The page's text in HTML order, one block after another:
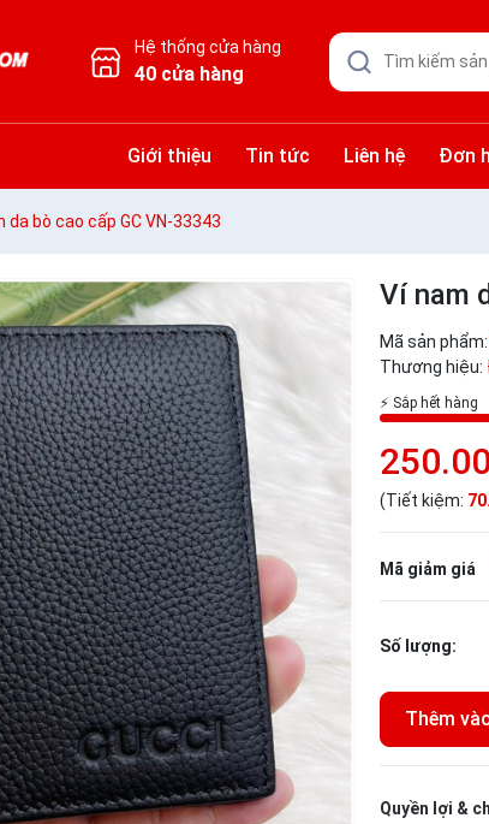
Hệ thống cửa hàng
40 cửa hàng
Giới thiệu Tin tức Liên hệ Đơn
da bò cao cấp GC VN-33343
Ví nam
Mã sản phẩm:
Thương hiệu:
⚡ Sắp hết hàng
(Tiết kiệm:
Mã giảm giá
Số lượng:
Thêm
Quyền lợi &